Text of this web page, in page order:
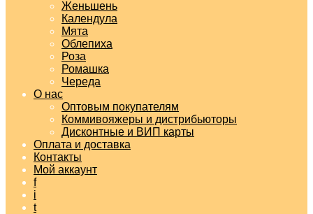
Женьшень
Календула
Мята
Облепиха
Роза
Ромашка
Череда
О нас
Оптовым покупателям
Коммивояжеры и дистрибьюторы
Дисконтные и ВИП карты
Оплата и доставка
Контакты
Мой аккаунт
f
i
t